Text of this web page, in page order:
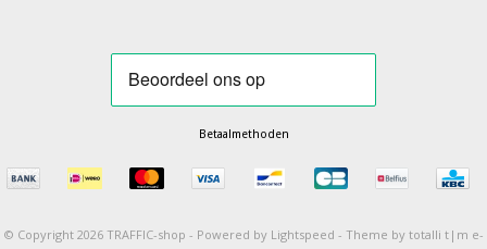
Betaalmethoden
© Copyright 2026 TRAFFIC-shop - Powered by Lightspeed - Theme by totalli t|m e-